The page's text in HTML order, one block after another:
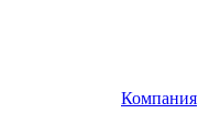
Компания